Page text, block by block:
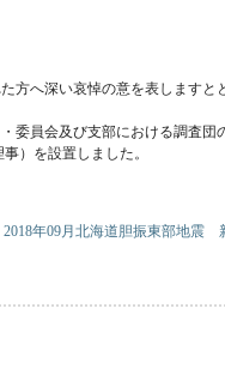
方へ深い哀悼の意を表しますと
委員会及び支部における調査団
）を設置しました。
2018年09月北海道胆振東部地震